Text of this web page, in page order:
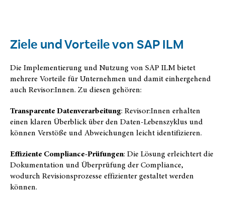
Ziele und Vorteile von SAP ILM
Die Implementierung und Nutzung von SAP ILM bietet
mehrere Vorteile für Unternehmen und damit einhergehend
auch Revisor:Innen. Zu diesen gehören:
Transparente Datenverarbeitung: Revisor:Innen erhalten
einen klaren Überblick über den Daten-Lebenszyklus und
können Verstöße und Abweichungen leicht identifizieren.
Effiziente Compliance-Prüfungen: Die Lösung erleichtert die
Dokumentation und Überprüfung der Compliance,
wodurch Revisionsprozesse effizienter gestaltet werden
können.